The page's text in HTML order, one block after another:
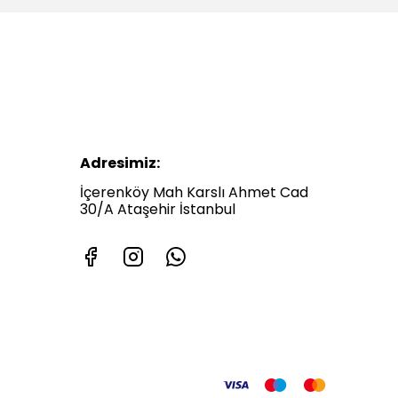
Adresimiz:
İçerenköy Mah Karslı Ahmet Cad
30/A Ataşehir İstanbul